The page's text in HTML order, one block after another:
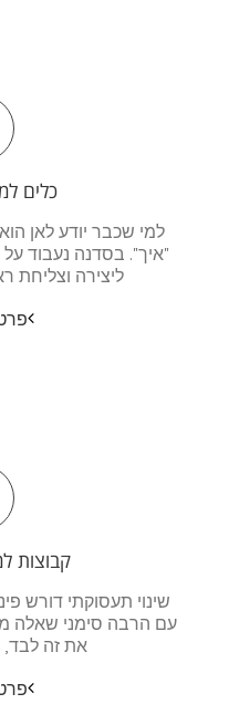
כלים
למי שכבר יודע לאן
"איך". בסדנה נעבוד
ליצירה וצליחת
קבוצות
שינוי תעסוקתי דורש
עם הרבה סימני שאלה
את זה לבד,